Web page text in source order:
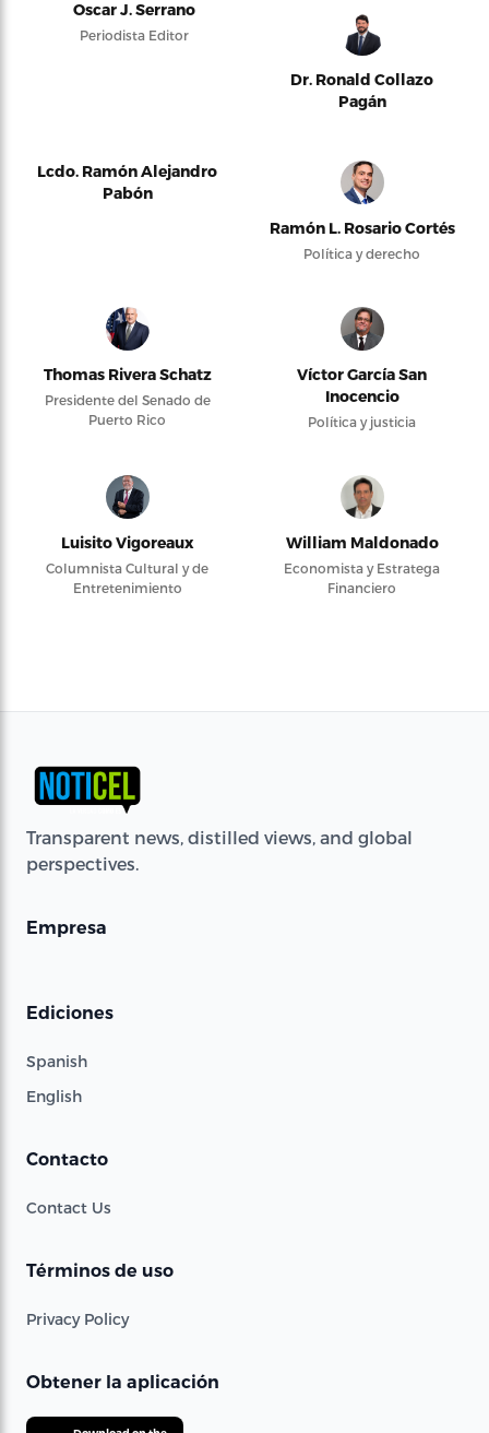
Oscar J. Serrano
Periodista Editor
Dr. Ronald Collazo
Pagán
Lcdo. Ramón Alejandro
Pabón
Ramón L. Rosario Cortés
Política y derecho
Thomas Rivera Schatz
Presidente del Senado de
Puerto Rico
Víctor García San
Inocencio
Política y justicia
Luisito Vigoreaux
Columnista Cultural y de
Entretenimiento
William Maldonado
Economista y Estratega
Financiero
Transparent news, distilled views, and global
perspectives.
Empresa
Ediciones
Spanish
English
Contacto
Contact Us
Términos de uso
Privacy Policy
Obtener la aplicación